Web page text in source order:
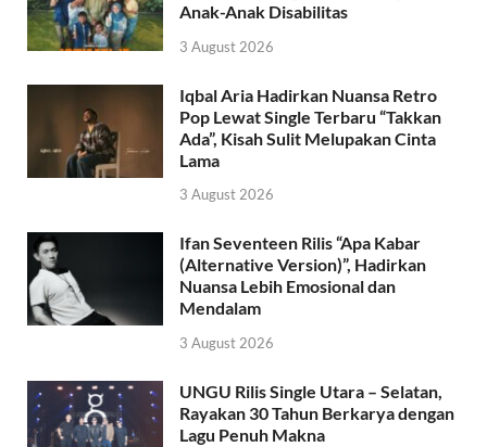
Anak-Anak Disabilitas
3 August 2026
Iqbal Aria Hadirkan Nuansa Retro
Pop Lewat Single Terbaru “Takkan
Ada”, Kisah Sulit Melupakan Cinta
Lama
3 August 2026
Ifan Seventeen Rilis “Apa Kabar
(Alternative Version)”, Hadirkan
Nuansa Lebih Emosional dan
Mendalam
3 August 2026
UNGU Rilis Single Utara – Selatan,
Rayakan 30 Tahun Berkarya dengan
Lagu Penuh Makna